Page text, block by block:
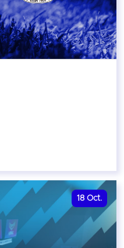
18 Oct.